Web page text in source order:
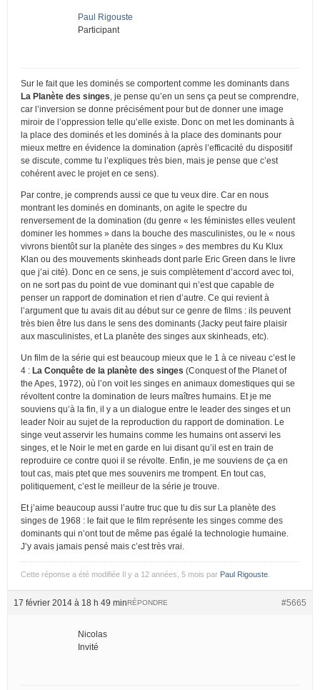
Paul Rigouste
Participant
Sur le fait que les dominés se comportent comme les dominants dans
La Planète des singes , je pense qu’en un sens ça peut se comprendre,
car l’inversion se donne précisément pour but de donner une image
miroir de l’oppression telle qu’elle existe. Donc on met les dominants à
la place des dominés et les dominés à la place des dominants pour
mieux mettre en évidence la domination (après l’efficacité du dispositif
se discute, comme tu l’expliques très bien, mais je pense que c’est
cohérent avec le projet en ce sens).
Par contre, je comprends aussi ce que tu veux dire. Car en nous
montrant les dominés en dominants, on agite le spectre du
renversement de la domination (du genre « les féministes elles veulent
dominer les hommes » dans la bouche des masculinistes, ou le « nous
vivrons bientôt sur la planète des singes » des membres du Ku Klux
Klan ou des mouvements skinheads dont parle Eric Green dans le livre
que j’ai cité). Donc en ce sens, je suis complètement d’accord avec toi,
on ne sort pas du point de vue dominant qui n’est que capable de
penser un rapport de domination et rien d’autre. Ce qui revient à
l’argument que tu avais dit au début sur ce genre de films : ils peuvent
très bien être lus dans le sens des dominants (Jacky peut faire plaisir
aux masculinistes, et La planète des singes aux skinheads, etc).
Un film de la série qui est beaucoup mieux que le 1 à ce niveau c’est le
4 : La Conquête de la planète des singes (Conquest of the Planet of
the Apes, 1972), où l’on voit les singes en animaux domestiques qui se
révoltent contre la domination de leurs maîtres humains. Et je me
souviens qu’à la fin, il y a un dialogue entre le leader des singes et un
leader Noir au sujet de la reproduction du rapport de domination. Le
singe veut asservir les humains comme les humains ont asservi les
singes, et le Noir le met en garde en lui disant qu’il est en train de
reproduire ce contre quoi il se révolte. Enfin, je me souviens de ça en
tout cas, mais ptet que mes souvenirs me trompent. En tout cas,
politiquement, c’est le meilleur de la série je trouve.
Et j’aime beaucoup aussi l’autre truc que tu dis sur La planète des
singes de 1968 : le fait que le film représente les singes comme des
dominants qui n’ont tout de même pas égalé la technologie humaine.
J’y avais jamais pensé mais c’est très vrai.
Cette réponse a été modifiée Il y a 12 années, 5 mois par Paul Rigouste
17 février 2014 à 18 h 49 min #5665
RÉPONDRE
Nicolas
Invité